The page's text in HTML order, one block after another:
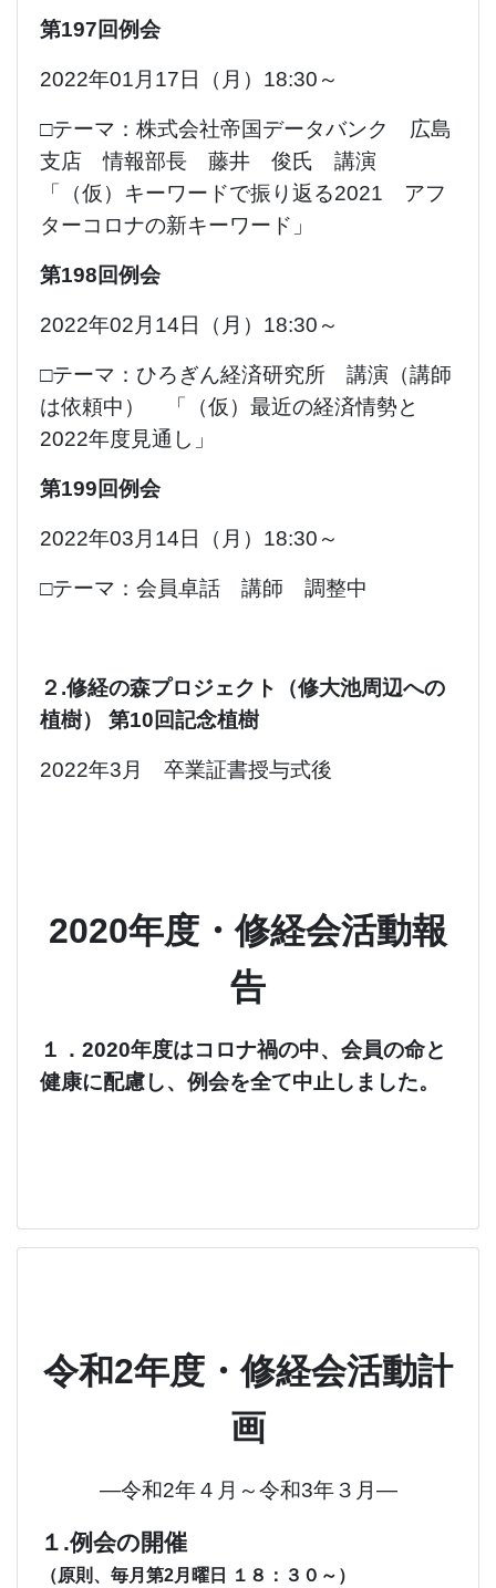
第197回例会
2022年01月17日（月）18:30～
□テーマ：株式会社帝国データバンク 広島
支店 情報部長 藤井 俊氏 講演
「（仮）キーワードで振り返る2021 アフ
ターコロナの新キーワード」
第198回例会
2022年02月14日（月）18:30～
□テーマ：ひろぎん経済研究所 講演（講師
は依頼中） 「（仮）最近の経済情勢と
2022年度見通し」
第199回例会
2022年03月14日（月）18:30～
□テーマ：会員卓話 講師 調整中
２.修経の森プロジェクト（修大池周辺への
植樹） 第10回記念植樹
2022年3月 卒業証書授与式後
2020年度・修経会活動報
告
１．2020年度はコロナ禍の中、会員の命と
健康に配慮し、例会を全て中止しました。
令和2年度・修経会活動計
画
―令和2年４月～令和3年３月―
１.例会の開催
（原則、毎月第2月曜日 １８：３０～）